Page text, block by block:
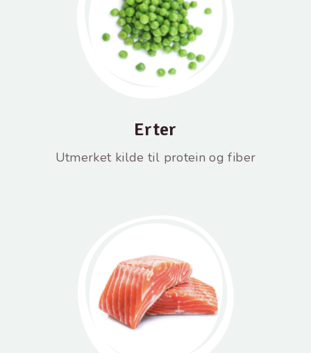
Erter
Utmerket kilde til protein og fiber